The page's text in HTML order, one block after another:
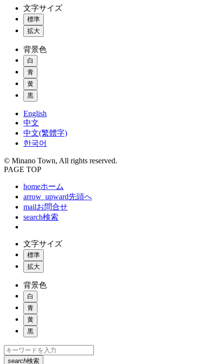
文字サイズ
標準
拡大
背景色
白
青
黄
黒
English
中文
中文(繁體字)
한국어
© Minano Town, All rights reserved.
PAGE TOP
homeホーム
arrow_upward先頭へ
mailお問合せ
search検索
文字サイズ
標準
拡大
背景色
白
青
黄
黒
search検索